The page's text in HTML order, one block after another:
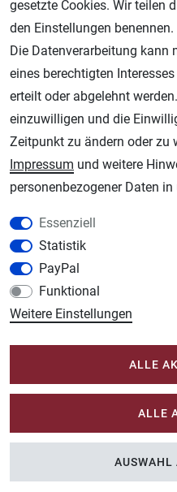
AGB Widerrufsrecht
Unsere weiteren Shops:
Schmincke-City.de
Plotter-City.com
Schneideplotter, Transferpressen,
Modellbau-City.com
Military + Tabletop Plastikmodelle und
Spiel.
Küchen Zubehör - Haus/Garten -
gesetzte Cookies. Wir teilen
den Einstellungen benennen.
Die Datenverarbeitung
eines berechtigten
erteilt oder abgelehnt
einzuwilligen und die
Zeitpunkt zu ändern oder zu
Impressum und weitere
personenbezogener Daten in
Essenziell
Statistik
PayPal
Funktional
Weitere Einstellungen
ALLE
ALLE
AUSWAHL